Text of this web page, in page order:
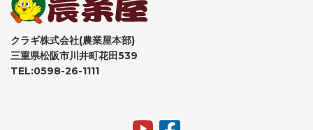
クラギ株式会社(農業屋本部)
三重県松阪市川井町花田539
TEL:0598-26-1111